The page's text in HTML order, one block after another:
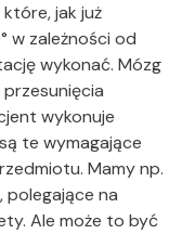
jak już
w zależności od
wykonać. Mózg
wykonuje
te wymagające
Mamy np.
polegające na
Ale może to być